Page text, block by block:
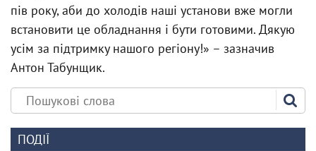
пів року, аби до холодів наші установи вже могли
встановити це обладнання і бути готовими. Дякую
усім за підтримку нашого регіону!» – зазначив
Антон Табунщик.
ПОДІЇ